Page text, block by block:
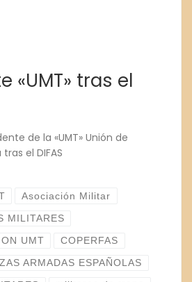
«UMT» tras el
de la «UMT» Unión de
el DIFAS
Asociación Militar
MILITARES
UMT COPERFAS
ARMADAS ESPAÑOLAS